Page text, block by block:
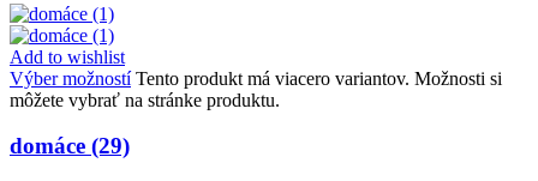
Add to wishlist
Výber možností Tento produkt má viacero variantov. Možnosti si
môžete vybrať na stránke produktu.
domáce (29)